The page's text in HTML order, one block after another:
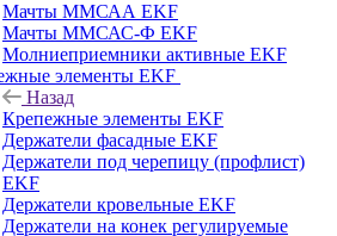
Мачты ММСАА EKF
Мачты ММСАС-Ф EKF
Молниеприемники активные EKF
элементы EKF
Назад
Крепежные элементы EKF
Держатели фасадные EKF
Держатели под черепицу (профлист)
EKF
Держатели кровельные EKF
Держатели на конек регулируемые